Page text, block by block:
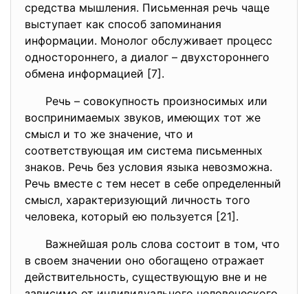
средства мышления. Письменная речь чаще
выступает как способ запоминания
информации. Монолог обслуживает процесс
одностороннего, а диалог – двухстороннего
обмена информацией [7].
Речь – совокупность произносимых или
воспринимаемых звуков, имеющих тот же
смысл и то же значение, что и
соответствующая им система письменных
знаков. Речь без условия языка невозможна.
Речь вместе с тем несет в себе определенный
смысл, характеризующий личность того
человека, который ею пользуется [21].
Важнейшая роль слова состоит в том, что
в своем значении оно обогащено отражает
действительность, существующую вне и не